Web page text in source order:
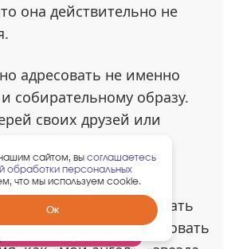
она действительно не
адресовать не именно
собирательному образу.
своих друзей или
образом, можно написать
Допускается использовать
Забрать
гарантированный
сайтом, вы соглашаетесь
обработки персональных
что мы используем cookie.
Ок